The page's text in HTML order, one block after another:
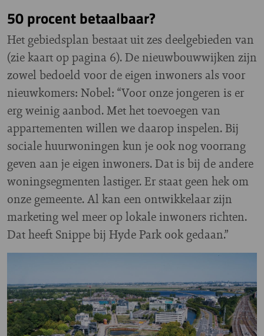
50 procent betaalbaar?
Het gebiedsplan bestaat uit zes deelgebieden van
(zie kaart op pagina 6). De nieuwbouwwijken zijn
zowel bedoeld voor de eigen inwoners als voor
nieuwkomers: Nobel: “Voor onze jongeren is er
erg weinig aanbod. Met het toevoegen van
appartementen willen we daarop inspelen. Bij
sociale huurwoningen kun je ook nog voorrang
geven aan je eigen inwoners. Dat is bij de andere
woningsegmenten lastiger. Er staat geen hek om
onze gemeente. Al kan een ontwikkelaar zijn
marketing wel meer op lokale inwoners richten.
Dat heeft Snippe bij Hyde Park ook gedaan.”